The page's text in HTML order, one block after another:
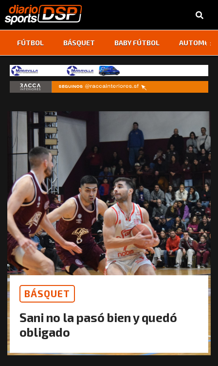
FÚTBOL BÁSQUET BABY FÚTBOL ‹ ›
BÁSQUET
Sani no la pasó bien y quedó
obligado